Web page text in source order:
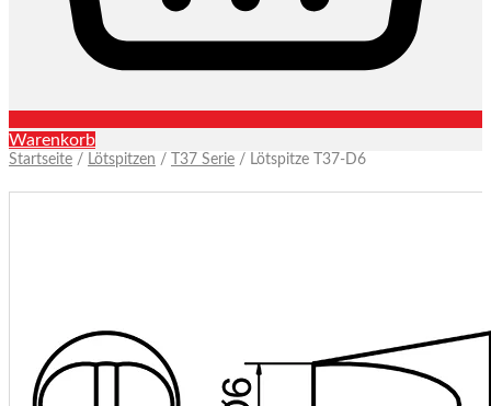
Warenkorb
Startseite / Lötspitzen / T37 Serie / Lötspitze T37-D6